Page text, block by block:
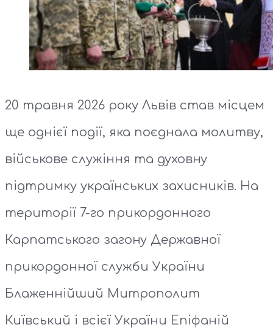
20 травня 2026 року Львів став місцем
ще однієї події, яка поєднала молитву,
військове служіння та духовну
підтримку українських захисників. На
території 7-го прикордонного
Карпатського загону Державної
прикордонної служби України
Блаженнійший Митрополит
Київський і всієї України Епіфаній